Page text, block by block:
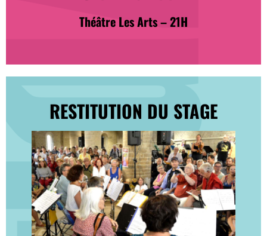
Théâtre Les Arts – 21H
RESTITUTION DU STAGE